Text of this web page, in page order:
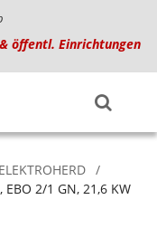
öffentl. Einrichtungen
ELEKTROHERD
EBO 2/1 GN, 21,6 KW